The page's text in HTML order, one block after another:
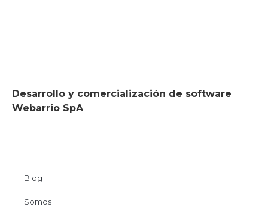
Desarrollo y comercialización de software
Webarrio SpA
Blog
Somos